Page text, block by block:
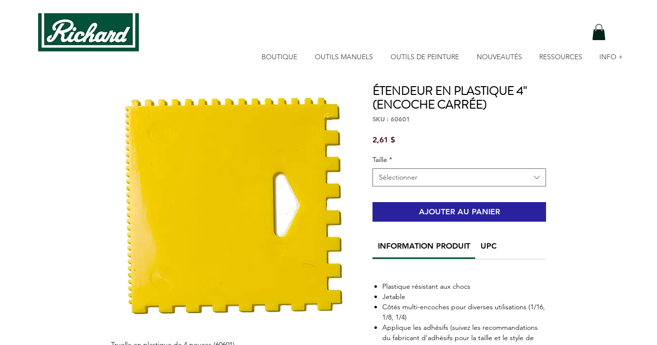
BOUTIQUE OUTILS MANUELS OUTILS DE PEINTURE NOUVEAUTÉS RESSOURCES INFO +
ÉTENDEUR EN PLASTIQUE 4''
(ENCOCHE CARRÉE)
SKU : 60601
2,61 $Prix
Taille *
Sélectionner
AJOUTER AU PANIER
INFORMATION PRODUIT UPC
Plastique résistant aux chocs
Jetable
Côtés multi-encoches pour diverses utilisations (1/16,
1/8, 1/4)
Applique les adhésifs (suivez les recommandations
du fabricant d'adhésifs pour la taille et le style de